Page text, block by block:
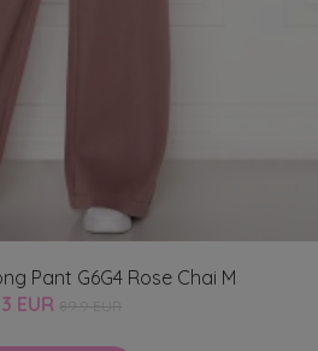
Pant G6G4 Rose Chai M
EUR